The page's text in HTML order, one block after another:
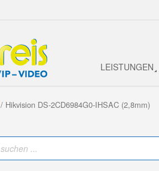
LEISTUNGEN
/ Hikvision DS-2CD6984G0-IHSAC (2,8mm)